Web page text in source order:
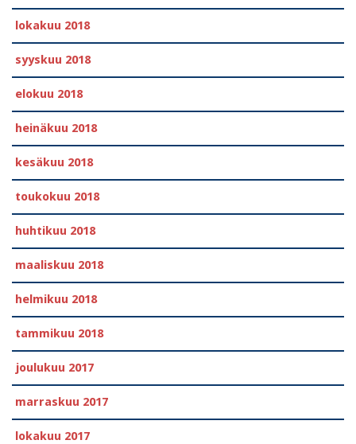
lokakuu 2018
syyskuu 2018
elokuu 2018
heinäkuu 2018
kesäkuu 2018
toukokuu 2018
huhtikuu 2018
maaliskuu 2018
helmikuu 2018
tammikuu 2018
joulukuu 2017
marraskuu 2017
lokakuu 2017